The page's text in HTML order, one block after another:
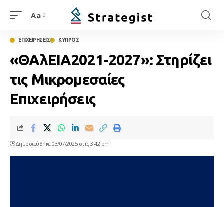
Aa
ΕΠΙΧΕΙΡΗΣΕΙΣ ΚΥΠΡΟΣ
«ΘΑλΕΙΑ2021-2027»: Στηρίζει
τις Μικρομεσαίες
Επιχειρήσεις
Δημοσιεύθηκε 03/07/2025 στις 3:42 pm